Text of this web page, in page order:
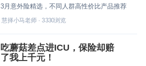
3月意外险精选，不同人群高性价比产品推荐
慧择小马老师· 3330浏览
吃蘑菇差点进ICU，保险却赔
了我上千元！